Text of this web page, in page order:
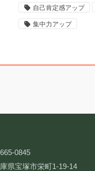
自己肯定感アップ
集中力アップ
0845
県宝塚市栄町1-19-14